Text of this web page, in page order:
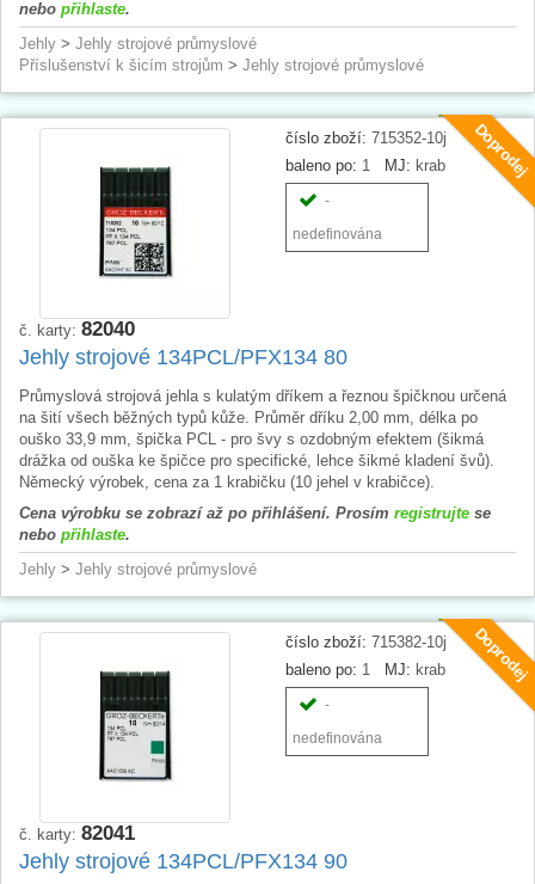
nebo přihlaste.
Jehly > Jehly strojové průmyslové
Příslušenství k šicím strojům > Jehly strojové průmyslové
Doprodej
číslo zboží: 715352-10j
baleno po: 1 MJ: krab
-
nedefinována
č. karty: 82040
Jehly strojové 134PCL/PFX134 80
Průmyslová strojová jehla s kulatým dříkem a řeznou špičknou určená
na šití všech běžných typů kůže. Průměr dříku 2,00 mm, délka po
ouško 33,9 mm, špička PCL - pro švy s ozdobným efektem (šikmá
drážka od ouška ke špičce pro specifické, lehce šikmé kladení švů).
Německý výrobek, cena za 1 krabičku (10 jehel v krabičce).
Cena výrobku se zobrazí až po přihlášení. Prosím registrujte se
nebo přihlaste.
Jehly > Jehly strojové průmyslové
Doprodej
číslo zboží: 715382-10j
baleno po: 1 MJ: krab
-
nedefinována
č. karty: 82041
Jehly strojové 134PCL/PFX134 90